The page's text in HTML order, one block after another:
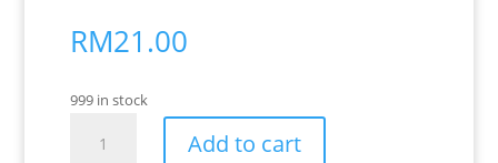
RM21.00
999 in stock
DipermudahkanAdd to cart